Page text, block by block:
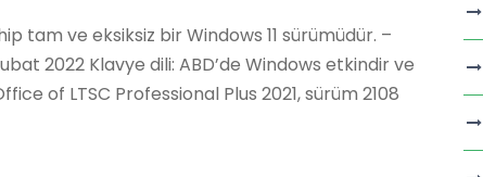
tam ve eksiksiz bir Windows 11 sürümüdür. –
2022 Klavye dili: ABD’de Windows etkindir ve
of LTSC Professional Plus 2021, sürüm 2108